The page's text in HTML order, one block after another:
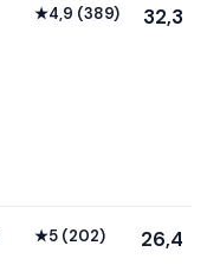
★4,9 (389) 32,3
★5 (202) 26,4